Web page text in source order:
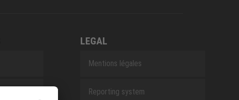
LEGAL
Mentions légales
Reporting system